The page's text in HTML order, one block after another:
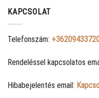
KAPCSOLAT
Telefonszám:
Rendeléssel kapcsolatos
Hibabejelentés email: